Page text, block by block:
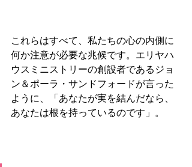
これらはすべて、私たちの心の内側に
何か注意が必要な兆候です。エリヤハ
ウスミニストリーの創設者であるジョ
ン＆ポーラ・サンドフォードが言った
ように、「あなたが実を結んだなら、
あなたは根を持っているのです」。